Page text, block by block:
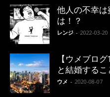
他人の不幸は
は！？
レンジ - 2022-03-20
【ウメブロ
と結婚する
ウメ - 2020-08-07